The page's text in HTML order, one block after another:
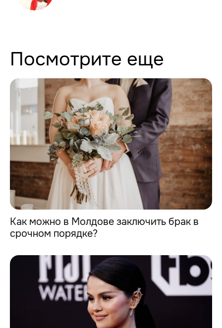
Посмотрите еще
Как можно в Молдове заключить брак в
срочном порядке?